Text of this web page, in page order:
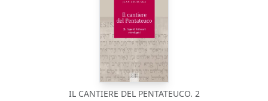
IL CANTIERE DEL PENTATEUCO. 2